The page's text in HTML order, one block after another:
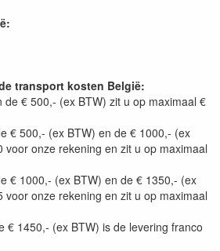
transport kosten België:
de € 500,- (ex BTW) zit u op maximaal €
€ 500,- (ex BTW) en de € 1000,- (ex
voor onze rekening en zit u op maximaal
€ 1000,- (ex BTW) en de € 1350,- (ex
voor onze rekening en zit u op maximaal
€ 1450,- (ex BTW) is de levering franco